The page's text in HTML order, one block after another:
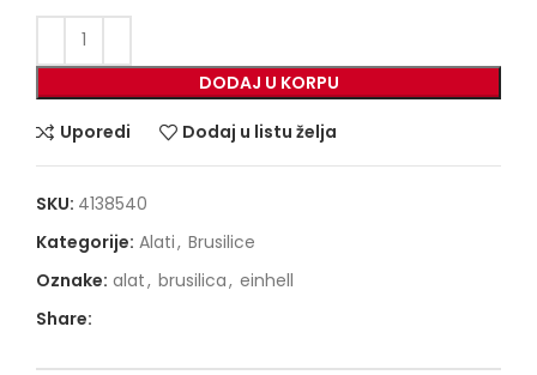
DODAJ U KORPU
Uporedi Dodaj u listu želja
SKU: 4138540
Kategorije: Alati, Brusilice
Oznake: alat, brusilica, einhell
Share: